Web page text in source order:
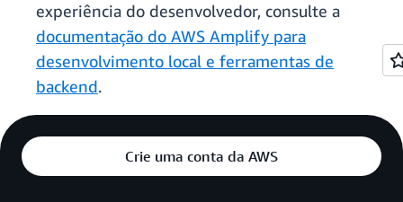
experiência do desenvolvedor, consulte a
documentação do AWS Amplify para
desenvolvimento local e ferramentas de
backend.
Crie uma conta da AWS